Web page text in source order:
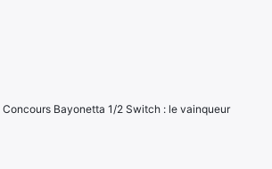
Concours Bayonetta 1/2 Switch : le vainqueur